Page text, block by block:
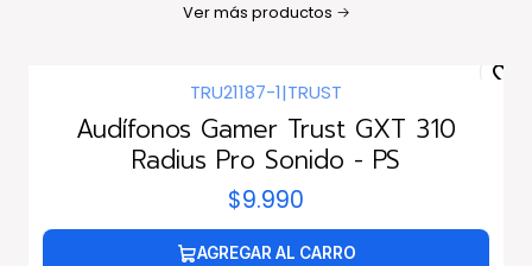
Ver más productos
TRU21187-1|TRUST
Audífonos Gamer Trust GXT 310
Radius Pro Sonido - PS
$9.990
AGREGAR AL CARRO